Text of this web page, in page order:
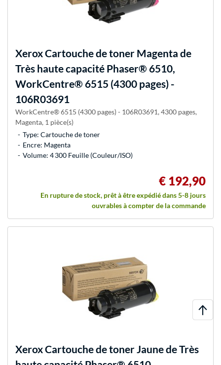
XeroxCartouche de toner Magenta de
Très haute capacité Phaser® 6510,
WorkCentre® 6515 (4300 pages) -
106R03691
WorkCentre® 6515 (4300 pages) - 106R03691, 4300 pages,
Magenta, 1 pièce(s)
Type: Cartouche de toner
Encre: Magenta
Volume: 4 300 Feuille (Couleur/ISO)
€ 192,90
En rupture de stock, prêt à être expédié dans 5-8 jours
ouvrables à compter de la commande
XeroxCartouche de toner Jaune de Très